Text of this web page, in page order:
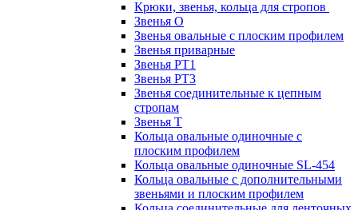
Крюки, звенья, кольца для стропов
Звенья О
Звенья овальные с плоским профилем
Звенья приварные
Звенья РТ1
Звенья РТ3
Звенья соединительные к цепным
стропам
Звенья Т
Кольца овальные одиночные c
плоским профилем
Кольца овальные одиночные SL-454
Кольца овальные с дополнительными
звеньями и плоским профилем